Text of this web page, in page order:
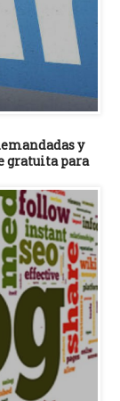
y
gratuita para